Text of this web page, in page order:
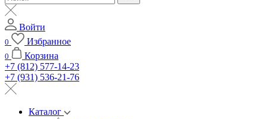
Войти
0 Избранное
0
Корзина
+7 (812) 577-14-23
+7 (931) 536-21-76
Каталог